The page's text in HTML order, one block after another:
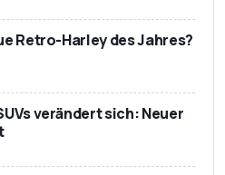
Retro-Harley des Jahres?
verändert sich: Neuer